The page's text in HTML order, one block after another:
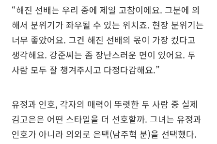
“해진 선배는 우리 중에 제일 고참이에요. 그분에 의
해서 분위기가 좌우될 수 있는 위치죠. 현장 분위기는
너무 좋았어요. 그건 해진 선배의 몫이 가장 컸다고
생각해요. 강준씨는 좀 장난스러운 면이 있어요. 두
사람 모두 잘 챙겨주시고 다정다감해요.”
유정과 인호, 각자의 매력이 뚜렷한 두 사람 중 실제
김고은은 어떤 스타일을 더 선호할까. 그녀는 유정과
인호가 아니라 의외로 은택(남주혁 분)을 선택했다.